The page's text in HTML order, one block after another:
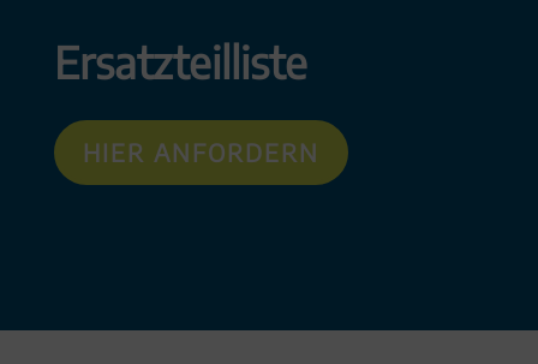
Ersatzteilliste
HIER ANFORDERN